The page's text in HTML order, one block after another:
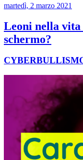
martedì, 2 marzo 2021
Leoni nella vita
schermo?